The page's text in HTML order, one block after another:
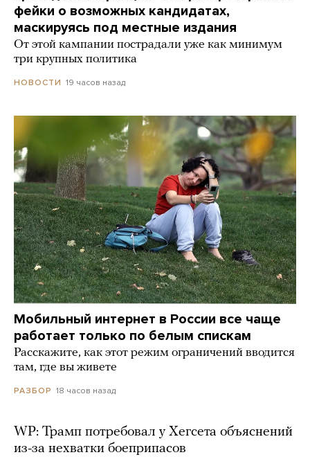
фейки о возможных кандидатах,
маскируясь под местные издания
От этой кампании пострадали уже как минимум
три крупных политика
НОВОСТИ 19 часов назад
Мобильный интернет в России все чаще
работает только по белым спискам
Расскажите, как этот режим ограничений вводится
там, где вы живете
РАЗБОР 18 часов назад
WP: Трамп потребовал у Хегсета объяснений
из-за нехватки боеприпасов